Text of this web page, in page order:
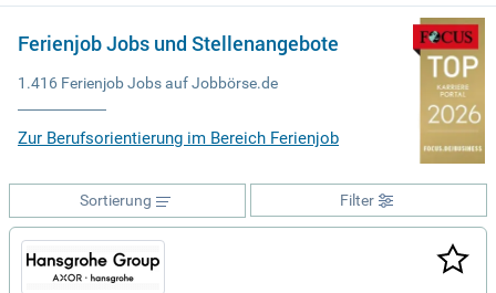
Ferienjob Jobs und Stellenangebote
1.416 Ferienjob Jobs auf Jobbörse.de
Zur Berufsorientierung im Bereich Ferienjob
Filter
Sortierung